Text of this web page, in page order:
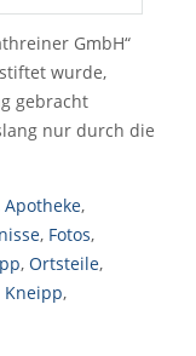
GmbH“
wurde,
gebracht
nur durch die
Apotheke,
, Fotos,
, Ortsteile,
Kneipp,